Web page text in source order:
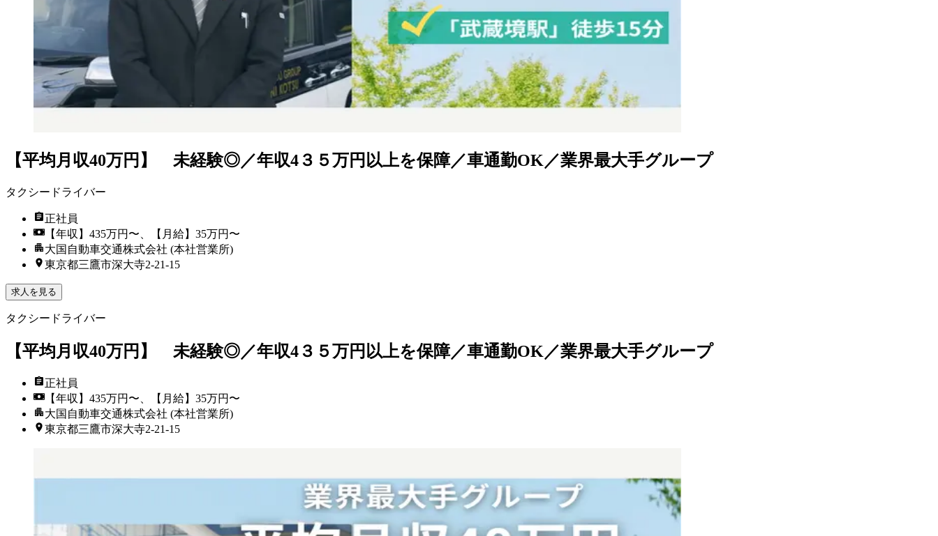
【平均月収40万円】 未経験◎／年収4３５万円以上を保障／車通勤OK／業界最大手グループ
タクシードライバー
正社員
【年収】435万円〜、【月給】35万円〜
大国自動車交通株式会社 (本社営業所)
東京都三鷹市深大寺2-21-15
求人を見る
タクシードライバー
【平均月収40万円】 未経験◎／年収4３５万円以上を保障／車通勤OK／業界最大手グループ
正社員
【年収】435万円〜、【月給】35万円〜
大国自動車交通株式会社 (本社営業所)
東京都三鷹市深大寺2-21-15